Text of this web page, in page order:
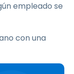
empleado se
con una